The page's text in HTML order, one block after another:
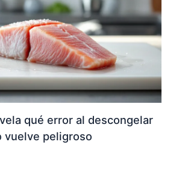
qué error al descongelar
vuelve peligroso